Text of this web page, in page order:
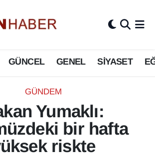
GÜNCEL GENEL SİYASET
GÜNDEM
Yumaklı:
bir hafta
riskte
Eczaneler
Vakitleri
Yoğunluk Haritası
Durumu ve Fikstür